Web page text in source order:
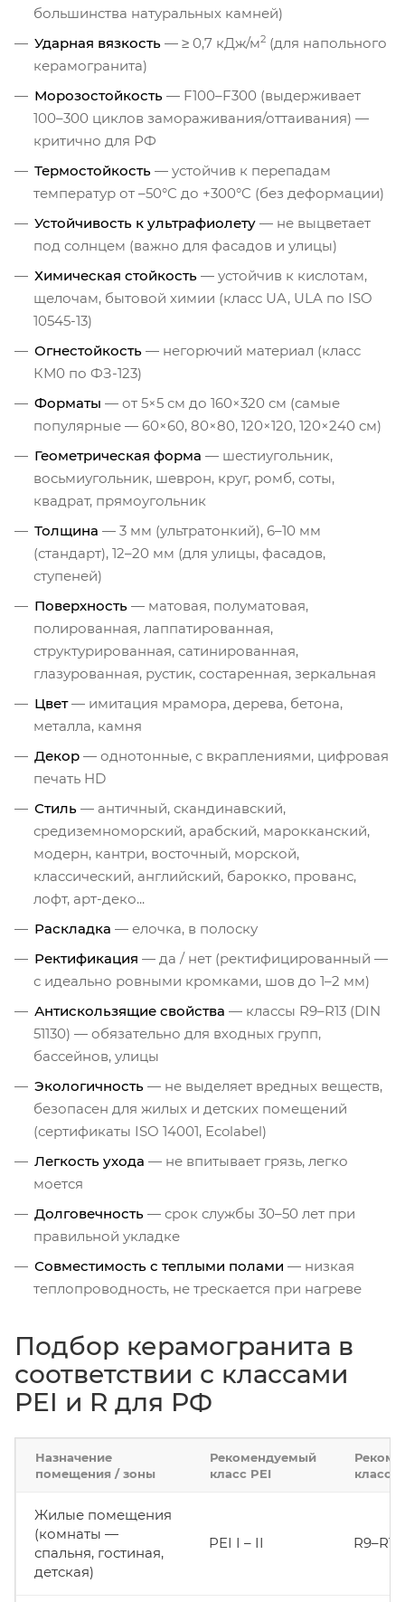
большинства натуральных камней)
Ударная вязкость — ≥ 0,7 кДж/м2 (для напольного
керамогранита)
Морозостойкость — F100–F300 (выдерживает
100–300 циклов замораживания/оттаивания) —
критично для РФ
Термостойкость — устойчив к перепадам
температур от –50°C до +300°C (без деформации)
Устойчивость к ультрафиолету — не выцветает
под солнцем (важно для фасадов и улицы)
Химическая стойкость — устойчив к кислотам,
щелочам, бытовой химии (класс UA, ULA по ISO
10545-13)
Огнестойкость — негорючий материал (класс
КМ0 по ФЗ-123)
Форматы — от 5×5 см до 160×320 см (самые
популярные — 60×60, 80×80, 120×120, 120×240 см)
Геометрическая форма — шестиугольник,
восьмиугольник, шеврон, круг, ромб, соты,
квадрат, прямоугольник
Толщина — 3 мм (ультратонкий), 6–10 мм
(стандарт), 12–20 мм (для улицы, фасадов,
ступеней)
Поверхность — матовая, полуматовая,
полированная, лаппатированная,
структурированная, сатинированная,
глазурованная, рустик, состаренная, зеркальная
Цвет— имитация мрамора, дерева, бетона,
металла, камня
Декор — однотонные, с вкраплениями, цифровая
печать HD
Стиль — античный, скандинавский,
средиземноморский, арабский, марокканский,
модерн, кантри, восточный, морской,
классический, английский, барокко, прованс,
лофт, арт-деко...
Раскладка — елочка, в полоску
Ректификация — да / нет (ректифицированный —
с идеально ровными кромками, шов до 1–2 мм)
Антискользящие свойства — классы R9–R13 (DIN
51130) — обязательно для входных групп,
бассейнов, улицы
Экологичность — не выделяет вредных веществ,
безопасен для жилых и детских помещений
(сертификаты ISO 14001, Ecolabel)
Легкость ухода — не впитывает грязь, легко
моется
Долговечность — срок службы 30–50 лет при
правильной укладке
Совместимость с теплыми полами — низкая
теплопроводность, не трескается при нагреве
Подбор керамогранита в
соответствии с классами
PEI и R для РФ
Назначение
помещения / зоны
Рекомендуемый
класс PEI
класс R
Жилые помещения
(комнаты —
спальня, гостиная,
детская)
PEI I – II R9–R10